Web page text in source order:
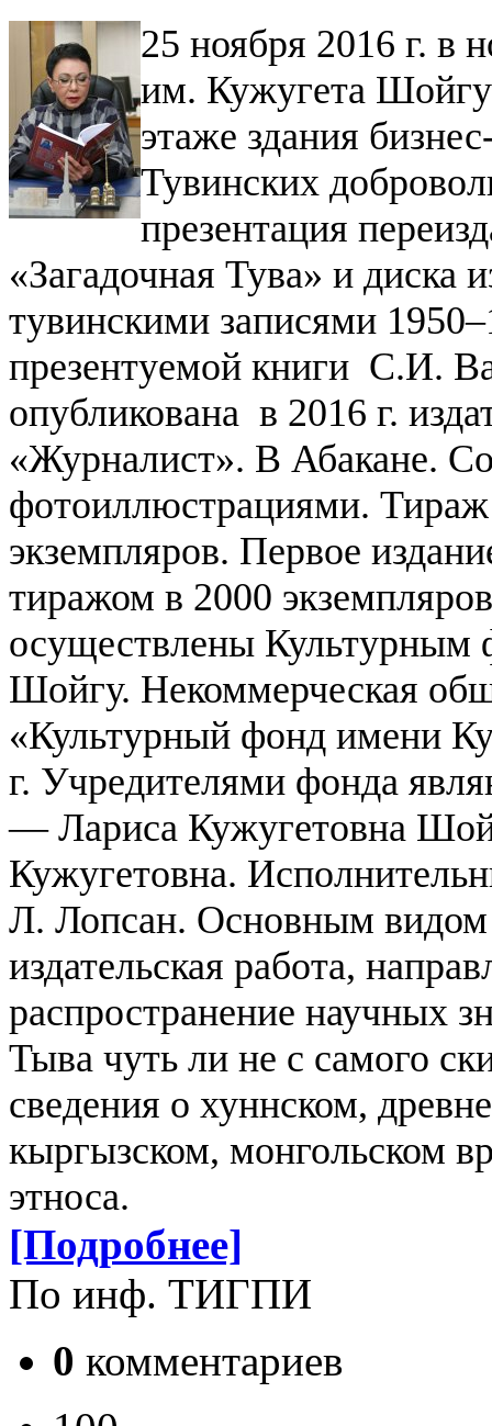
25 ноября 2016 г. в
им. Кужугета
этаже здания
Тувинских
презентация
«Загадочная Тува» и
тувинскими записями
презентуемой книги С.И.
опубликована в 2016 г.
«Журналист». В Абакане.
фотоиллюстрациями. Тираж
экземпляров. Первое
тиражом в 2000
осуществлены Культурным
Шойгу. Некоммерческая
«Культурный фонд имени
г. Учредителями фонда
— Лариса Кужугетовна
Кужугетовна.
Л. Лопсан. Основным видом
издательская работа,
распространение научных
Тыва чуть ли не с самого
сведения о хуннском,
кыргызском, монгольском
этноса.
[Подробнее]
По инф. ТИГПИ
0 комментариев